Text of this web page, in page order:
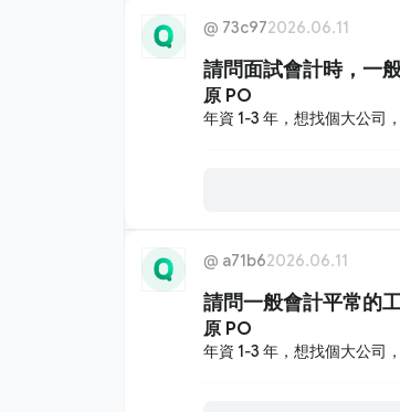
@ 73c972026.06.11
請問面試會計時，一
原 PO
年資 1-3 年，想找個大公司
@ a71b62026.06.11
請問一般會計平常的
原 PO
年資 1-3 年，想找個大公司